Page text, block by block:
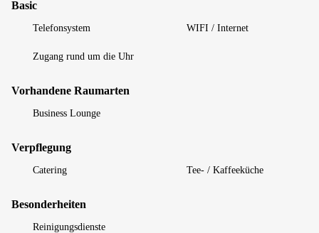
Basic
Telefonsystem WIFI / Internet
Zugang rund um die Uhr
Vorhandene Raumarten
Business Lounge
Verpflegung
Catering Tee- / Kaffeeküche
Besonderheiten
Reinigungsdienste